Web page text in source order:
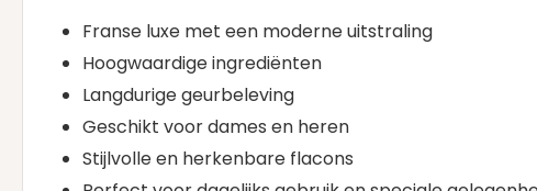
Franse luxe met een moderne uitstraling
Hoogwaardige ingrediënten
Langdurige geurbeleving
Geschikt voor dames en heren
Stijlvolle en herkenbare flacons